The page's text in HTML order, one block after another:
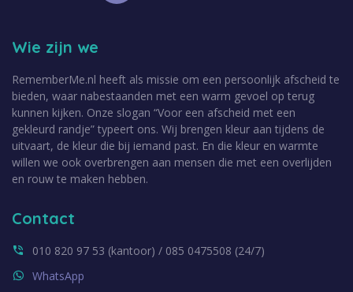
Contact
010 820 97 53 (kantoor) / 085 0475508 (24/7)
WhatsApp
Wie zijn we
RememberMe.nl heeft als missie om een persoonlijk afscheid te
bieden, waar nabestaanden met een warm gevoel op terug
kunnen kijken. Onze slogan “Voor een afscheid met een
gekleurd randje” typeert ons. Wij brengen kleur aan tijdens de
uitvaart, de kleur die bij iemand past. En die kleur en warmte
willen we ook overbrengen aan mensen die met een overlijden
en rouw te maken hebben.